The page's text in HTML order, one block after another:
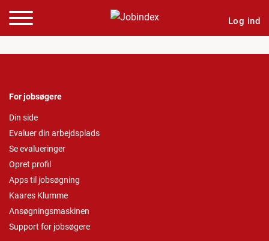
Log ind
For jobsøgere
Din side
Evaluer din arbejdsplads
Se evalueringer
Opret profil
Apps til jobsøgning
Kaares Klumme
Ansøgningsmaskinen
Support for jobsøgere